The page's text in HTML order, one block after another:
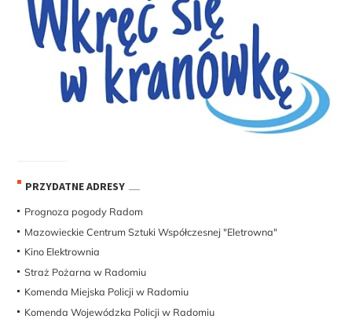
PRZYDATNE ADRESY
Prognoza pogody Radom
Mazowieckie Centrum Sztuki Współczesnej "Eletrowna"
Kino Elektrownia
Straż Pożarna w Radomiu
Komenda Miejska Policji w Radomiu
Komenda Wojewódzka Policji w Radomiu